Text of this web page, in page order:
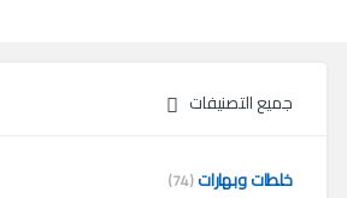
جميع التصنيفات
خلطات وبهارات(74)